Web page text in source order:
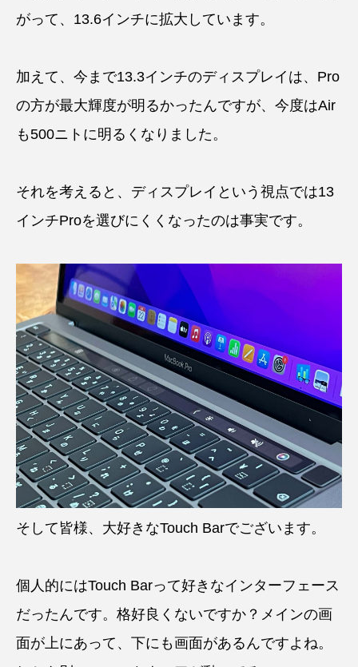
がって、13.6インチに拡大しています。
加えて、今まで13.3インチのディスプレイは、Pro
の方が最大輝度が明るかったんですが、今度はAir
も500ニトに明るくなりました。
それを考えると、ディスプレイという視点では13
インチProを選びにくくなったのは事実です。
そして皆様、大好きなTouch Barでございます。
個人的にはTouch Barって好きなインターフェース
だったんです。格好良くないですか？メインの画
面が上にあって、下にも画面があるんですよね。